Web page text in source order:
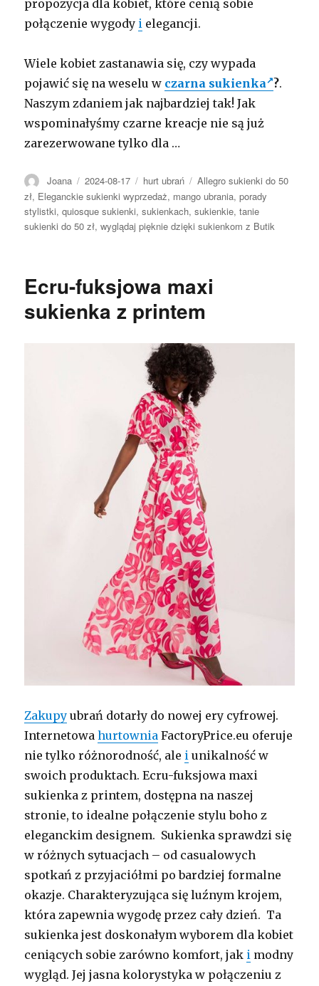
propozycja dla kobiet, które cenią sobie
połączenie wygody i elegancji.
Wiele kobiet zastanawia się, czy wypada
pojawić się na weselu w czarna sukienka ?.
Naszym zdaniem jak najbardziej tak! Jak
wspominałyśmy czarne kreacje nie są już
zarezerwowane tylko dla …
Autor
Joana Opublikowano
2024-08-17 Kategorie
hurt ubrań Tagi
Allegro sukienki do 50
zł, Eleganckie sukienki wyprzedaż, mango ubrania,porady
stylistki,quiosque sukienki,sukienkach,sukienkie,tanie
sukienki do 50 zł,wyglądaj pięknie dzięki sukienkom z Butik
Ecru-fuksjowa maxi
sukienka z printem
Zakupy ubrań dotarły do nowej ery cyfrowej.
Internetowahurtownia FactoryPrice.eu oferuje
nie tylko różnorodność, ale i unikalność w
swoich produktach. Ecru-fuksjowa maxi
sukienka z printem, dostępna na naszej
stronie, to idealne połączenie stylu boho z
eleganckim designem. Sukienka sprawdzi się
w różnych sytuacjach – od casualowych
spotkań z przyjaciółmi po bardziej formalne
okazje. Charakteryzująca się luźnym krojem,
która zapewnia wygodę przez cały dzień. Ta
sukienka jest doskonałym wyborem dla kobiet
ceniących sobie zarówno komfort, jak i modny
wygląd. Jej jasna kolorystyka w połączeniu z